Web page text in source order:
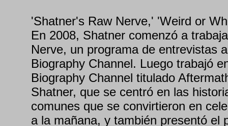
'Shatner's Raw Nerve,' 'Weird or
En 2008, Shatner comenzó a
Nerve, un programa de entrevistas
Biography Channel. Luego trabajó
Biography Channel titulado
Shatner, que se centró en las
comunes que se convirtieron en
a la mañana, y también presentó el